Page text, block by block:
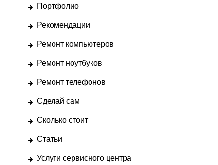
Портфолио
Рекомендации
Ремонт компьютеров
Ремонт ноутбуков
Ремонт телефонов
Сделай сам
Сколько стоит
Статьи
Услуги сервисного центра